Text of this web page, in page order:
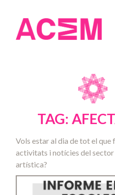
TAG:
Vols estar al dia de tot el que
activitats i notícies del sector
artística?